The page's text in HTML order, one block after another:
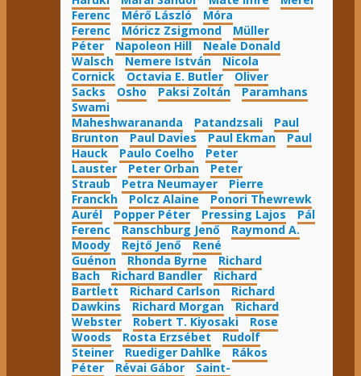
Ferenc
Mérő László
Móra
Ferenc
Móricz Zsigmond
Müller
Péter
Napoleon Hill
Neale Donald
Walsch
Nemere István
Nicola
Cornick
Octavia E. Butler
Oliver
Sacks
Osho Paksi Zoltán
Paramhans
Swami
Maheshwarananda
Patandzsali
Paul
Brunton
Paul Davies Paul Ekman
Paul
Hauck
Paulo Coelho
Peter
Lauster
Peter Orban
Peter
Straub
Petra Neumayer
Pierre
Franckh
Polcz Alaine
Ponori Thewrewk
Aurél
Popper Péter Pressing Lajos
Pál
Ferenc
Ranschburg Jenő
Raymond A.
Moody
Rejtő Jenő
René
Guénon
Rhonda Byrne
Richard
Bach
Richard Bandler
Richard
Bartlett
Richard Carlson
Richard
Dawkins
Richard Morgan
Richard
Webster
Robert T. Kiyosaki
Rose
Woods
Rosta Erzsébet
Rudolf
Steiner
Ruediger Dahlke
Rákos
Péter
Révai Gábor
Saint-